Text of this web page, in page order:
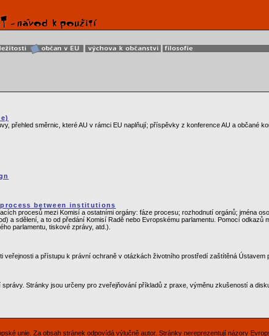
přehled směrnic, které AU v rámci EU naplňují; příspěvky z konference AU a občané
between institutions
procesů mezi Komisí a ostatními orgány: fáze procesu; rozhodnutí orgánů; jména
a sdělení, a to od předání Komisí Radě nebo Evropskému parlamentu. Pomocí
parlamentu, tiskové zprávy, atd.).
veřejnosti a přístupu k právní ochraně v otázkách životního prostředí zaštítěná Ústavem
Stránky jsou určeny pro zveřejňování příkladů z praxe, výměnu zkušeností a
unie. Za obsah stránek odpovídá výlučně autor. Stránky nereprezentují názory